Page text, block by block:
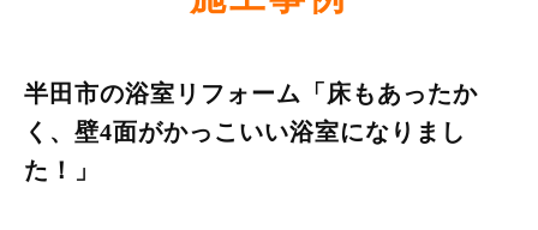
半田市の浴室リフォーム「床もあったか
く、壁4面がかっこいい浴室になりまし
た！」